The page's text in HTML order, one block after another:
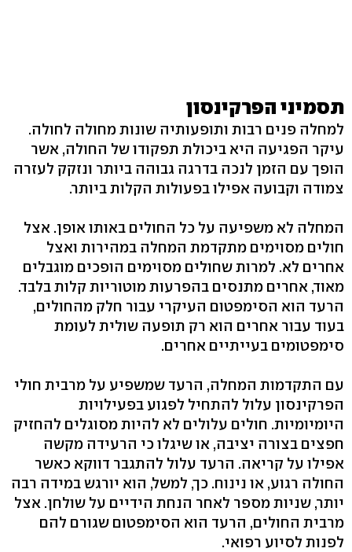
תסמיני הפרקינסון
למחלה פנים רבות ותופעותיה שונות מחולה לחולה.
עיקר הפגיעה היא ביכולת תפקודו של החולה, אשר
הופך עם הזמן לנכה בדרגה גבוהה ביותר ונזקק לעזרה
צמודה וקבועה אפילו בפעולות הקלות ביותר.
המחלה לא משפיעה על כל החולים באותו אופן. אצל
חולים מסוימים מתקדמת המחלה במהירות ואצל
אחרים לא. למרות שחולים מסוימים הופכים מוגבלים
מאוד, אחרים מתנסים בהפרעות מוטוריות קלות בלבד.
הרעד הוא הסימפטום העיקרי עבור חלק מהחולים,
בעוד עבור אחרים הוא רק תופעה שולית לעומת
סימפטומים בעייתיים אחרים.
עם התקדמות המחלה, הרעד שמשפיע על מרבית חולי
הפרקינסון עלול להתחיל לפגוע בפעילויות
היומיומיות. חולים עלולים לא להיות מסוגלים להחזיק
חפצים בצורה יציבה, או שיגלו כי הרעידה מקשה
אפילו על קריאה. הרעד עלול להתגבר דווקא כאשר
החולה רגוע, או נינוח. כך, למשל, הוא יורגש במידה רבה
יותר, שניות מספר לאחר הנחת הידיים על שולחן. אצל
מרבית החולים, הרעד הוא הסימפטום שגורם להם
לפנות לסיוע רפואי.